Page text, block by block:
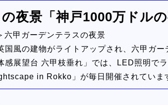
夜景「神戸1000万ドルの
六甲ガーデンテラスの夜景
国風の建物がライトアップされ、六甲ガ
感展望台 六甲枝垂れ」では、LED照明で
in Rokko」が毎日開催されていま